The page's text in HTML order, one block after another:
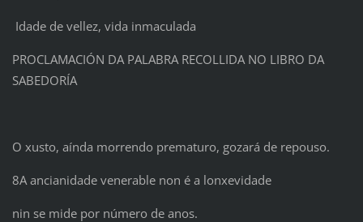
Idade de vellez, vida inmaculada
PROCLAMACIÓN DA PALABRA RECOLLIDA NO LIBRO DA
SABEDORÍA
O xusto, aínda morrendo prematuro, gozará de repouso.
8A ancianidade venerable non é a lonxevidade
nin se mide por número de anos.